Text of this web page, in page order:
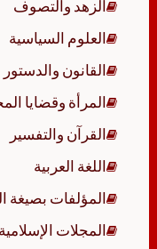
الزهد والتصوف
العلوم السياسية
القانون والدستور
المرأة وقضايا
القرآن والتفسير
اللغة العربية
المؤلفات بصيغة
المجلات الإسلامية